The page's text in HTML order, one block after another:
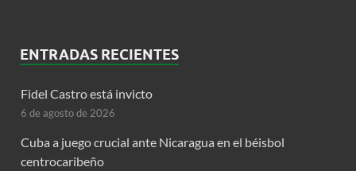
ENTRADAS RECIENTES
Fidel Castro está invicto
6 de agosto de 2026
Cuba a juego crucial ante Nicaragua en el béisbol
centrocaribeño